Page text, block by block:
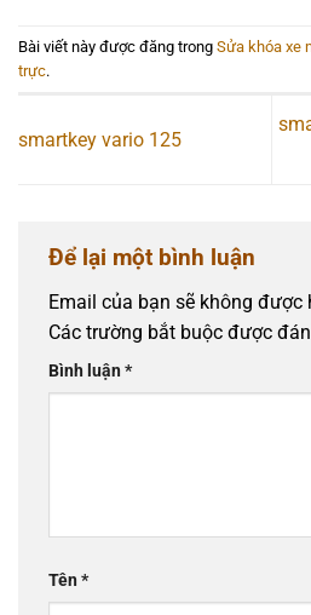
Bài viết này được đăng trong Sửa khóa xe
trực.
smartkey vario 125
Để lại một bình luận
Email của bạn sẽ không được
Các trường bắt buộc được
Bình luận*
Tên*